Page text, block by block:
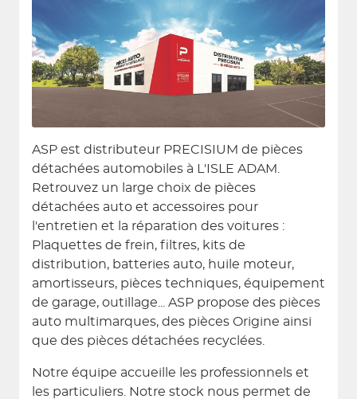
ASP est distributeur PRECISIUM de pièces
détachées automobiles à L'ISLE ADAM.
Retrouvez un large choix de pièces
détachées auto et accessoires pour
l'entretien et la réparation des voitures :
Plaquettes de frein, filtres, kits de
distribution, batteries auto, huile moteur,
amortisseurs, pièces techniques, équipement
de garage, outillage... ASP propose des pièces
auto multimarques, des pièces Origine ainsi
que des pièces détachées recyclées.
Notre équipe accueille les professionnels et
les particuliers. Notre stock nous permet de